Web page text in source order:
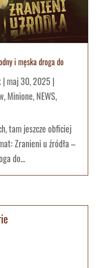
i męska droga do
| maj 30, 2025 |
,Minione,NEWS,
tam jeszcze obficiej
Zranieni u źródła –
do...